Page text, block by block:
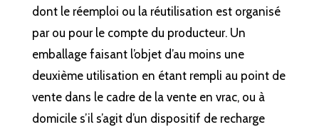
dont le réemploi ou la réutilisation est organisé
par ou pour le compte du producteur. Un
emballage faisant l’objet d’au moins une
deuxième utilisation en étant rempli au point de
vente dans le cadre de la vente en vrac, ou à
domicile s’il s’agit d’un dispositif de recharge